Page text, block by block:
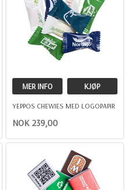
MER INFO KJØP
YEPPOS CHEWIES MED LOGOPAPIR
NOK 239,00